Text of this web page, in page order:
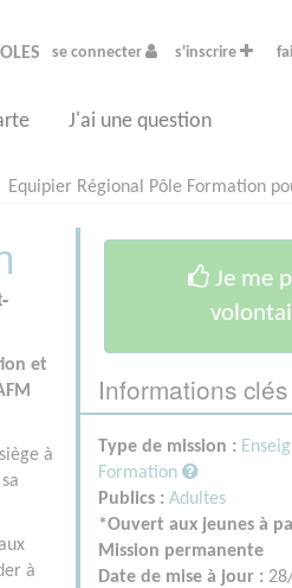
se connecter s'inscrire
J'ai une question
Equipier Régional Pôle Formation
et
à
à
Je me
Informations clés
Type de mission :
Formation
Publics : Adultes
*Ouvert aux jeunes à
Mission permanente
Date de mise à jour :